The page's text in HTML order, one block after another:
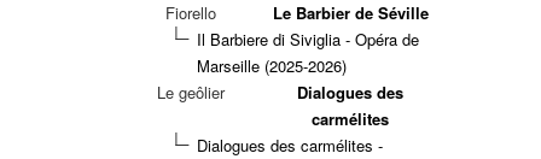
Fiorello
Le Barbier de Séville
Il Barbiere di Siviglia - Opéra de
Marseille (2025-2026)
Le geôlier
Dialogues des
carmélites
Dialogues des carmélites -